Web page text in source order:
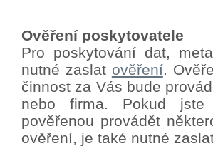
Ověření poskytovatele
Pro poskytování dat,
nutné zaslat ověření.
činnost za Vás bude
nebo firma. Pokud jste
pověřenou provádět
ověření, je také nutné